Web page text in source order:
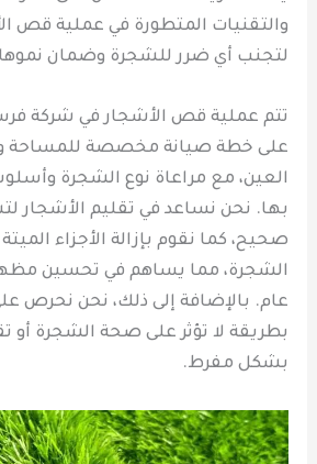
والتقنيات المتطورة في عملية قص
لتجنب أي ضرر للشجرة وضمان
تتم عملية قص الأشجار في شركة
على خطة صيانة مخصصة للمساحة
العين، مع مراعاة نوع الشجرة
بها. نحن نساعد في تقليم الأشجار
صحيح، كما نقوم بإزالة الأجزاء
الشجرة، مما يساهم في تحسين
عام. بالإضافة إلى ذلك، نحن نحرص
بطريقة لا تؤثر على صحة الشجرة أو
بشكل مفرط.